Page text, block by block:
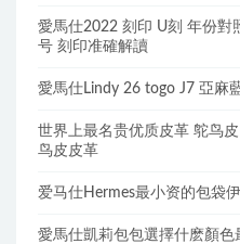
愛馬仕2022 刻印 U刻 年份對
号 刻印准確解讀
愛馬仕Lindy 26 togo J7 亞麻
世界上最名贵优质皮革 鸵鸟
鸟皮皮革
爱马仕Hermes最小资的包袋
愛馬仕凱莉包包選擇什麽顏色